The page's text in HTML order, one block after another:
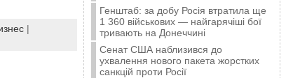
|
Генштаб: за добу Росія втратила ще
1 360 військових — найгарячіші бої
тривають на Донеччині
Сенат США наблизився до
ухвалення нового пакета жорстких
санкцій проти Росії